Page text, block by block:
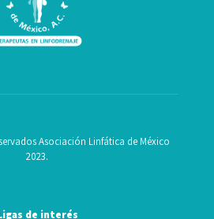
Asociación Linfática de México
2023.
de interés